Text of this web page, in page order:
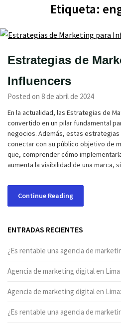
Etiqueta:
Estrategias de
Influencers
Posted on 8 de abril de 2024
En la actualidad, las Estrategias de
convertido en un pilar fundamental
negocios. Además, estas
conectar con su público objetivo de
que, comprender cómo
aumenta la visibilidad de una marca,
Continue Reading
ENTRADAS RECIENTES
¿Es rentable una agencia de
Agencia de marketing digital en
Agencia de marketing digital en
¿Es rentable una agencia de